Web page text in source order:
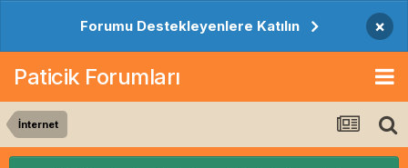
Forumu Destekleyenlere Katılın ×
Paticik Forumları
İnternet